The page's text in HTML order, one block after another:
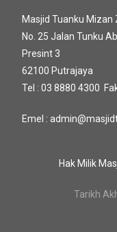
Masjid Tuanku Mizan
No. 25 Jalan Tunku
Presint 3
62100 Putrajaya
Tel : 03 8880 4300
Emel :
Hak Milik
Tarikh